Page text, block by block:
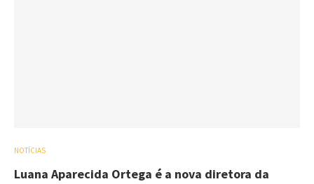
NOTÍCIAS
Luana Aparecida Ortega é a nova diretora da